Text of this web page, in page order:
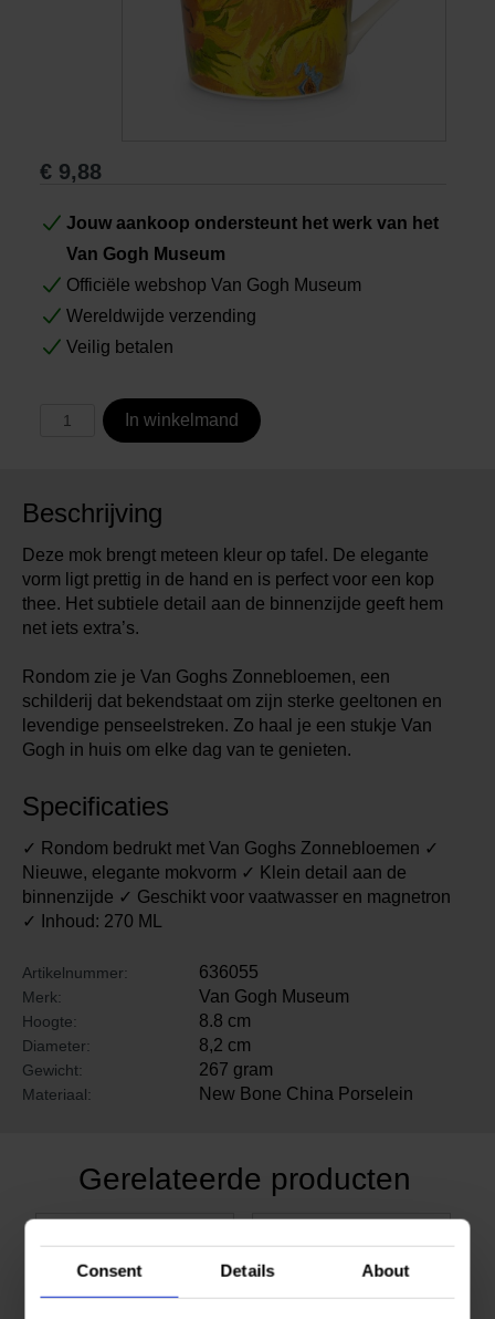
Consent Details About
Cadeaus
€ 9,88
Jouw aankoop ondersteunt het werk van het
Van Gogh Museum
Officiële webshop Van Gogh Museum
Wereldwijde verzending
Veilig betalen
In winkelmand
Beschrijving
Deze mok brengt meteen kleur op tafel. De elegante
vorm ligt prettig in de hand en is perfect voor een kop
thee. Het subtiele detail aan de binnenzijde geeft hem
net iets extra’s.
Rondom zie je Van Goghs Zonnebloemen, een
schilderij dat bekendstaat om zijn sterke geeltonen en
levendige penseelstreken. Zo haal je een stukje Van
Gogh in huis om elke dag van te genieten.
Specificaties
✓ Rondom bedrukt met Van Goghs Zonnebloemen ✓
Nieuwe, elegante mokvorm ✓ Klein detail aan de
binnenzijde ✓ Geschikt voor vaatwasser en magnetron
✓ Inhoud: 270 ML
Artikelnummer: 636055
Merk: Van Gogh Museum
Hoogte: 8.8 cm
Diameter: 8,2 cm
Gewicht: 267 gram
Materiaal: New Bone China Porselein
Gerelateerde producten